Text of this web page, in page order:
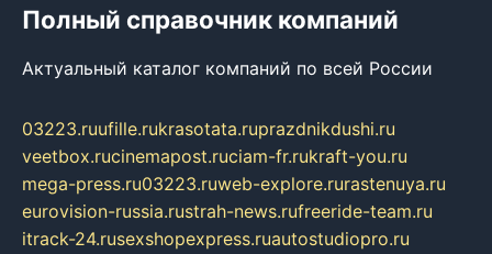
Полный справочник компаний
Актуальный каталог компаний по всей России
03223.ruufille.rukrasotata.ruprazdnikdushi.ru
veetbox.rucinemapost.ruciam-fr.rukraft-you.ru
mega-press.ru03223.ruweb-explore.rurastenuya.ru
eurovision-russia.rustrah-news.rufreeride-team.ru
itrack-24.rusexshopexpress.ruautostudiopro.ru